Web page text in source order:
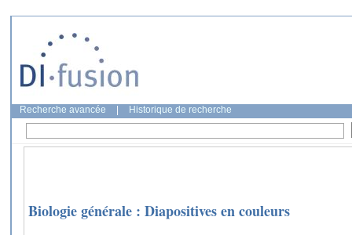
Recherche avancée Historique de recherche
Biologie générale : Diapositives en couleurs